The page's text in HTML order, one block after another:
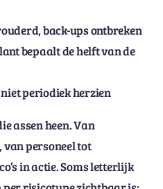
back-ups ontbreken
bepaalt de helft van de
periodiek herzien
assen heen. Van
personeel tot
in actie. Soms letterlijk